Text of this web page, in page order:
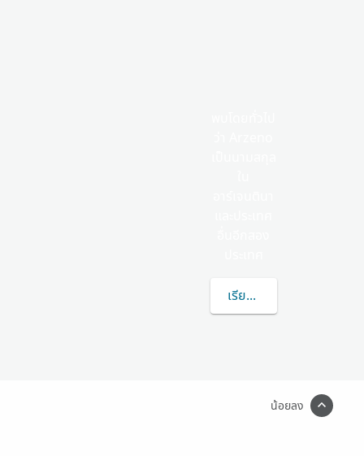
เรียนรู้เพิ่มเติมเกี่ยวกับ
น้อยลง